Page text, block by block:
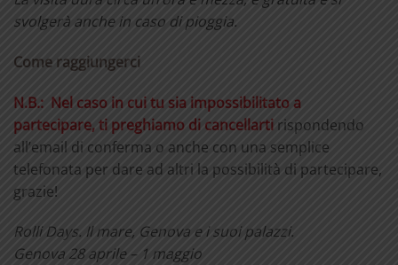
svolgerà anche in caso di pioggia.
Come raggiungerci
N.B.: Nel caso in cui tu sia impossibilitato a
partecipare, ti preghiamo di cancellarti rispondendo
all’email di conferma o anche con una semplice
telefonata per dare ad altri la possibilità di partecipare,
grazie!
Rolli Days. Il mare, Genova e i suoi palazzi.
Genova 28 aprile – 1 maggio